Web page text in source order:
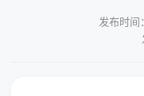
发布时